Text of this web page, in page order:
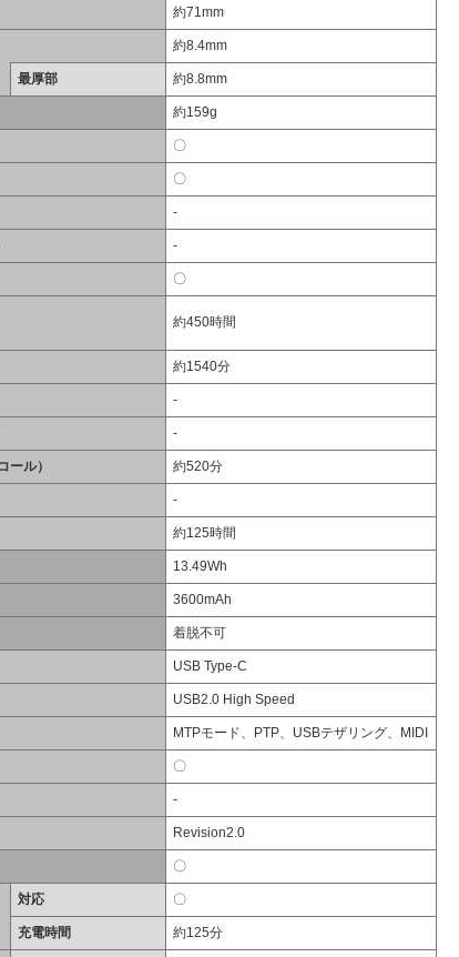
約71mm
約8.4mm
最厚部 約8.8mm
約159g
〇
〇
-
-
〇
約450時間
約1540分
-
-
ール） 約520分
-
約125時間
13.49Wh
3600mAh
着脱不可
USB Type-C
USB2.0 High Speed
MTPモード、PTP、USBテザリング、MIDI
〇
-
Revision2.0
〇
対応 〇
充電時間 約125分